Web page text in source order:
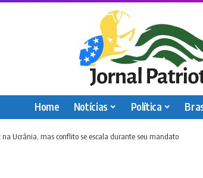
Home Notícias Política
Ucrânia, mas conflito se escala durante seu mandato